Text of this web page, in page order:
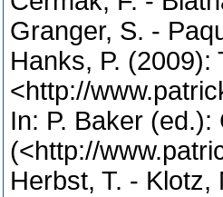
Granger, S. -
Hanks, P.
<http://
In: P. Baker
(<http://
Herbst, T. -